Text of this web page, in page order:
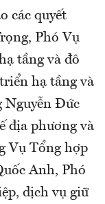
các quyết
Phó Vụ
tầng và đô
hạ tầng và
Nguyễn Đức
địa phương và
Vụ Tổng hợp
Anh, Phó
dịch vụ giữ